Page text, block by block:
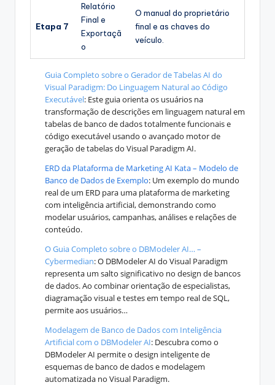
Etapa 7
Relatório
Final e
Exportaçã
o
O manual do proprietário
final e as chaves do
veículo.
Guia Completo sobre o Gerador de Tabelas AI do
Visual Paradigm: Do Linguagem Natural ao Código
Executável: Este guia orienta os usuários na
transformação de descrições em linguagem natural em
tabelas de banco de dados totalmente funcionais e
código executável usando o avançado motor de
geração de tabelas do Visual Paradigm AI.
ERD da Plataforma de Marketing AI Kata – Modelo de
Banco de Dados de Exemplo: Um exemplo do mundo
real de um ERD para uma plataforma de marketing
com inteligência artificial, demonstrando como
modelar usuários, campanhas, análises e relações de
conteúdo.
O Guia Completo sobre o DBModeler AI… –
Cybermedian: O DBModeler AI do Visual Paradigm
representa um salto significativo no design de bancos
de dados. Ao combinar orientação de especialistas,
diagramação visual e testes em tempo real de SQL,
permite aos usuários…
Modelagem de Banco de Dados com Inteligência
Artificial com o DBModeler AI: Descubra como o
DBModeler AI permite o design inteligente de
esquemas de banco de dados e modelagem
automatizada no Visual Paradigm.